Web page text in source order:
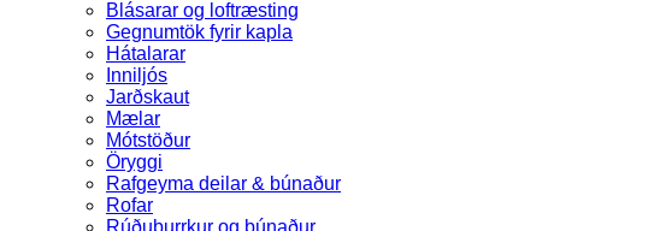
Blásarar og loftræsting
Gegnumtök fyrir kapla
Hátalarar
Inniljós
Jarðskaut
Mælar
Mótstöður
Öryggi
Rafgeyma deilar & búnaður
Rofar
Rúðuþurrkur og búnaður